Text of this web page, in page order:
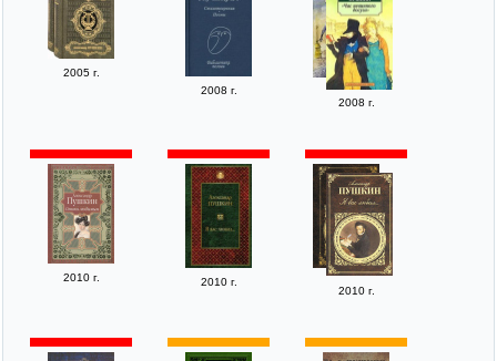
2005 г.
2008 г.
2008 г.
2010 г. 2010 г.
2010 г.